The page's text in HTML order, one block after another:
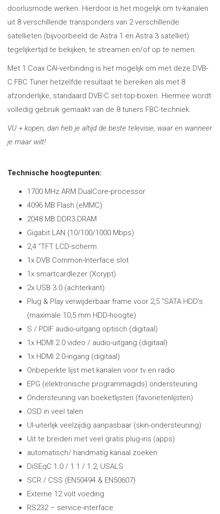
doorlusmode werken. Hierdoor is het mogelijk om tv-kanalen
uit 8 verschillende transponders van 2 verschillende
satellieten (bijvoorbeeld de Astra 1 en Astra 3 satelliet)
tegelijkertijd te bekijken, te streamen en/of op te nemen.
Met 1 Coax CAI-verbinding is het mogelijk om met deze DVB-
C FBC Tuner hetzelfde resultaat te bereiken als met 8
afzonderlijke, standaard DVB-C set-top-boxen. Hiermee wordt
volledig gebruik gemaakt van de 8 tuners FBC-techniek.
VU + kopen, dan heb je altijd de beste televisie, waar en wanneer
je maar wilt!
Technische hoogtepunten:
1700 MHz ARM DualCore-processor
4096 MB Flash (eMMC)
2048 MB DDR3 DRAM
Gigabit LAN (10/100/1000 Mbps)
2,4 “TFT LCD-scherm
1x DVB Common-Interface slot
1x smartcardlezer (Xcrypt)
2x USB 3.0 (achterkant)
Plug & Play verwijderbaar frame voor 2,5 “SATA HDD’s
(maximale 10,5 mm HDD-hoogte)
S / PDIF audio-uitgang optisch (digitaal)
1x HDMI 2.0 video / audio-uitgang (digitaal)
1x HDMI 2.0-ingang (digitaal)
Onbeperkte lijst met kanalen voor tv en radio
EPG (elektronische programmagids) ondersteuning
Ondersteuning van boeketlijsten (favorietenlijsten)
OSD in veel talen
UI-uiterlijk veelzijdig aanpasbaar (skin-ondersteuning)
Uit te breiden met veel gratis plug-ins (apps)
automatisch/ handmatig kanaal zoeken
DiSEqC 1.0 / 1.1 / 1.2, USALS
SCR / CSS (EN50494 & EN50607)
Externe 12 volt voeding
RS232 – service-interface